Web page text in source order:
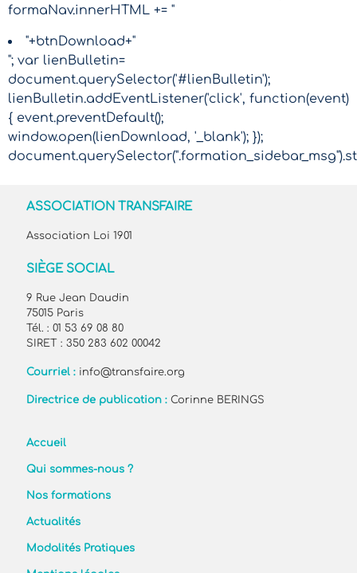
formaNav.innerHTML += "
"+btnDownload+"
"; var lienBulletin=
document.querySelector('#lienBulletin');
lienBulletin.addEventListener('click', function(event)
{ event.preventDefault();
window.open(lienDownload, '_blank'); });
ASSOCIATION TRANSFAIRE
Association Loi 1901
SIÈGE SOCIAL
9 Rue Jean Daudin
75015 Paris
Tél. : 01 53 69 08 80
SIRET : 350 283 602 00042
Courriel : info@transfaire.org
Directrice de publication :Corinne BERINGS
Accueil
Qui sommes-nous ?
Nos formations
Actualités
Modalités Pratiques